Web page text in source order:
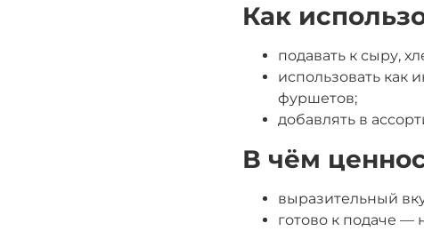
Как
подавать к сыру,
использовать как
фуршетов;
добавлять в
В чём
выразительный
готово к подаче —